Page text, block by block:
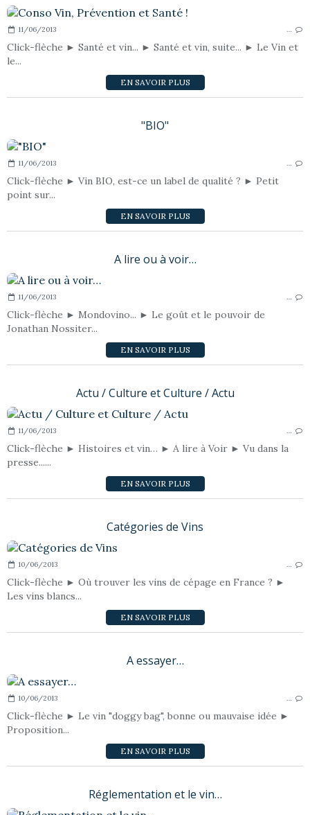
11/06/2013 …
Click-flèche ► Santé et vin... ► Santé et vin, suite... ► Le Vin et
le...
EN SAVOIR PLUS
"BIO"
11/06/2013 …
Click-flèche ► Vin BIO, est-ce un label de qualité ? ► Petit
point sur...
EN SAVOIR PLUS
A lire ou à voir…
11/06/2013 …
Click-flèche ► Mondovino... ► Le goût et le pouvoir de
Jonathan Nossiter...
EN SAVOIR PLUS
Actu / Culture et Culture / Actu
11/06/2013 …
Click-flèche ► Histoires et vin… ► A lire à Voir ► Vu dans la
presse......
EN SAVOIR PLUS
Catégories de Vins
10/06/2013 …
Click-flèche ► Où trouver les vins de cépage en France ? ►
Les vins blancs...
EN SAVOIR PLUS
A essayer…
10/06/2013 …
Click-flèche ► Le vin "doggy bag", bonne ou mauvaise idée ►
Proposition...
EN SAVOIR PLUS
Réglementation et le vin…